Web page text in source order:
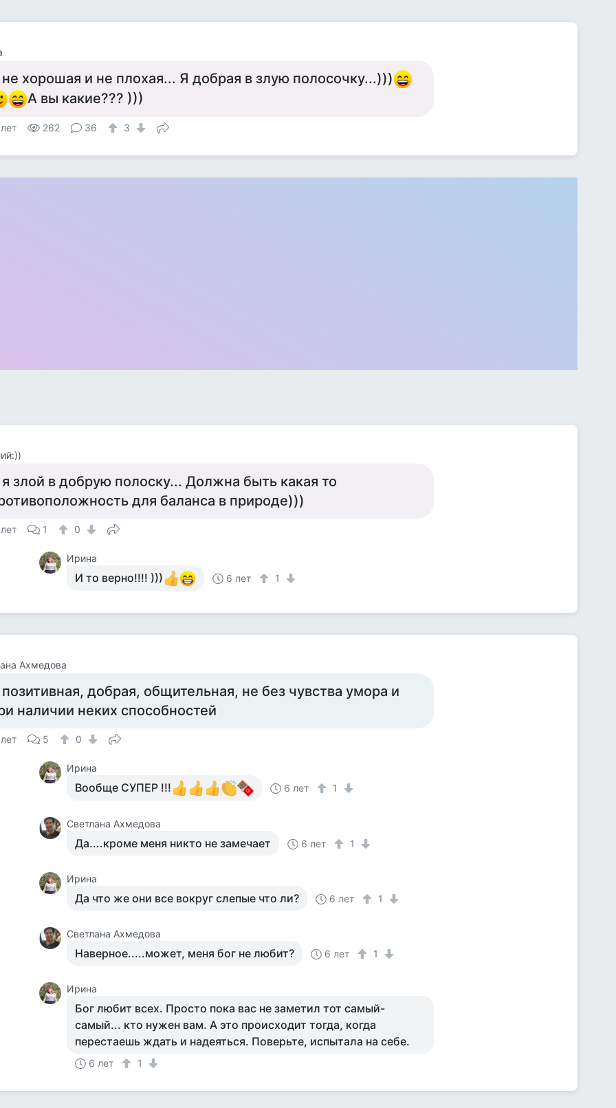
хорошая и не плохая... Я добрая в злую полосочку...)))
А вы какие??? )))
262 36 3
злой в добрую полоску... Должна быть какая то
для баланса в природе)))
1 0
Ирина
И то верно!!!! ))) 6 лет 1
Ахмедова
добрая, общительная, не без чувства умора и
наличии неких способностей
5 0
Ирина
Вообще СУПЕР !!! 6 лет 1
Светлана Ахмедова
Да....кроме меня никто не замечает 6 лет 1
Ирина
Да что же они все вокруг слепые что ли? 6 лет 1
Светлана Ахмедова
Наверное.....может, меня бог не любит? 6 лет 1
Ирина
Бог любит всех. Просто пока вас не заметил тот самый-
самый... кто нужен вам. А это происходит тогда, когда
перестаешь ждать и надеяться. Поверьте, испытала на себе.
6 лет 1